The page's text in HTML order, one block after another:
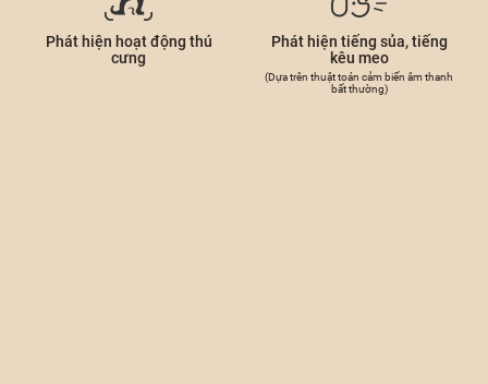
Phát hiện hoạt động thú
cưng
Phát hiện tiếng sủa, tiếng
kêu meo
(Dựa trên thuật toán cảm biến âm thanh
bất thường)